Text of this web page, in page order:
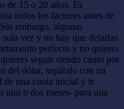
de 15 o 20 años. Es
todos los factores antes de
embargo, algunas
sola vez y no hay que dejarlas
perfecto y no quieres
seguir siendo cauto por
del dólar, sepáralo con un
de una cuota inicial y te
uno o dos meses- para una